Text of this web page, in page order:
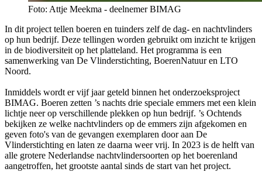
Foto: Attje Meekma - deelnemer BIMAG
In dit project tellen boeren en tuinders zelf de dag- en nachtvlinders
op hun bedrijf. Deze tellingen worden gebruikt om inzicht te krijgen
in de biodiversiteit op het platteland. Het programma is een
samenwerking van De Vlinderstichting, BoerenNatuur en LTO
Noord.
Inmiddels wordt er vijf jaar geteld binnen het onderzoeksproject
BIMAG. Boeren zetten ’s nachts drie speciale emmers met een klein
lichtje neer op verschillende plekken op hun bedrijf. ’s Ochtends
bekijken ze welke nachtvlinders op de emmers zijn afgekomen en
geven foto's van de gevangen exemplaren door aan De
Vlinderstichting en laten ze daarna weer vrij. In 2023 is de helft van
alle grotere Nederlandse nachtvlindersoorten op het boerenland
aangetroffen, het grootste aantal sinds de start van het project.